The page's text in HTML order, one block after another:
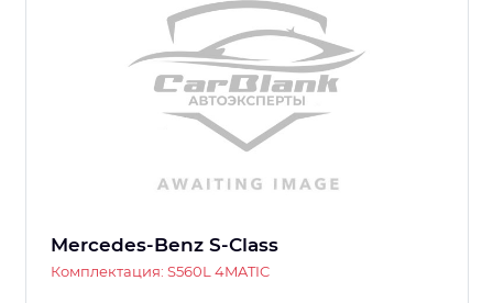
Mercedes-Benz S-Class
Комплектация: S560L 4MATIC